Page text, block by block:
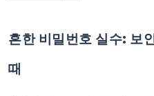
흔한 비밀번호 실수: 보
때